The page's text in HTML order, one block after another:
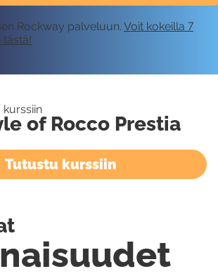
Rockway palveluun. Voit kokeilla 7
tästä!
of Rocco Prestia
Tutustu kurssiin